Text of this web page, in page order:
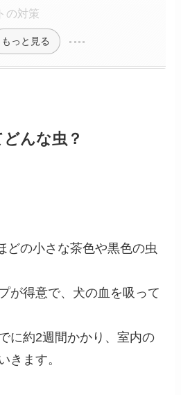
の対策
もっと見る
んな虫？
どの小さな茶色や黒色の虫
が得意で、犬の血を吸って
に約2週間かかり、室内の
きます。